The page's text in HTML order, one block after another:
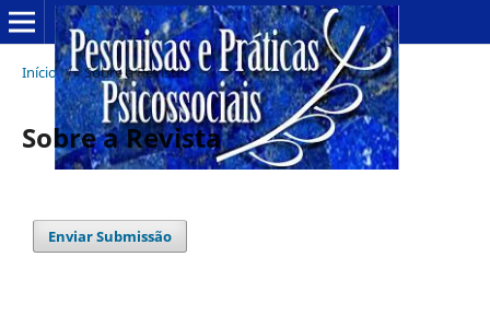
Início / Sobre a Revista
Sobre a Revista
Enviar Submissão